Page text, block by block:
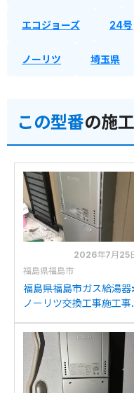
エコジョーズ 24号
ノーリツ 埼玉県
この型番の施
2026年7月25
福島県福島市
福島県福島市ガス給湯器
ノーリツ交換工事施工事
E244AWDLからノーリ
GT-C2472AW BLへの交
換